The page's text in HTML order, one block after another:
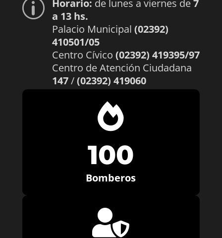
p Horario: de lunes a viernes de7
a 13 hs.
Palacio Municipal (02392)
410501/05
Centro Cívico (02392) 419395/97
Centro de Atención Ciudadana
147/(02392) 419060

100
Bomberos
